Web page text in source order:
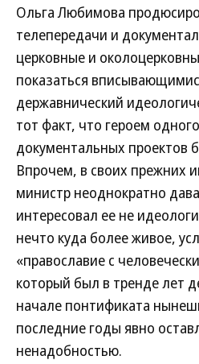
Ольга Любимова
телепередачи и
церковные и
показаться
державнический
тот факт, что героем
документальных проектов
Впрочем, в своих прежних
министр неоднократно
интересовал ее не
нечто куда более живое,
«православие с
который был в тренде лет
начале понтификата
последние годы явно
ненадобностью.